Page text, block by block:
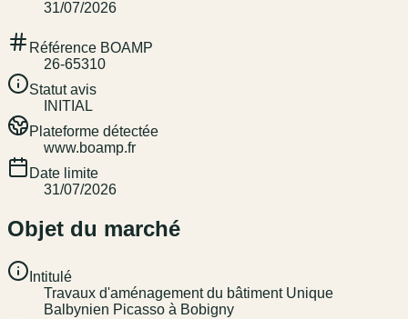
31/07/2026
Référence BOAMP
26-65310
Statut avis
INITIAL
Plateforme détectée
www.boamp.fr
Date limite
31/07/2026
Objet du marché
Intitulé
Travaux d'aménagement du bâtiment Unique
Balbynien Picasso à Bobigny